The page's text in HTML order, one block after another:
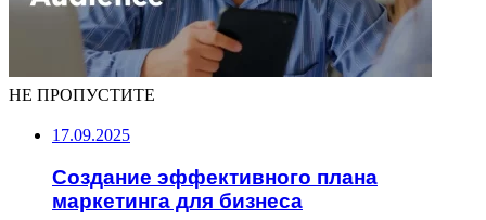
НЕ ПРОПУСТИТЕ
17.09.2025
Создание эффективного плана
маркетинга для бизнеса